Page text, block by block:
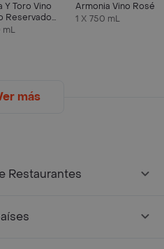
Y Toro Vino
Reservado
mL
Armonia Vino Rosé
1 X 750 mL
más
Restaurantes